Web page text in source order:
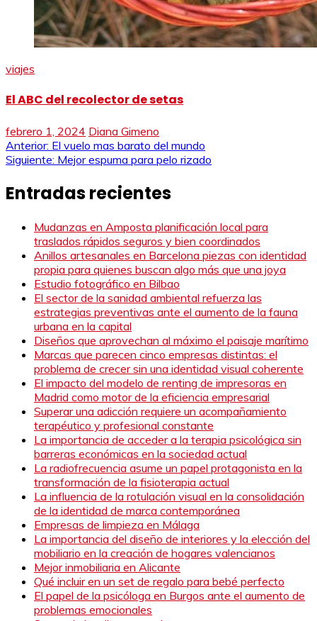
viajes
El ABC del recolector de setas
febrero 1, 2024 Diana Gimeno
Navegación
entradas
Anterior: El vuelo mas barato del mundo
Siguiente: Mejor espuma para pelo rizado
Entradas recientes
Mudanzas en Amposta planificación local para
traslados rápidos seguros y bien coordinados
Anillos artesanales en Barcelona piezas con identidad
propia para quienes buscan algo más que una joya
Estudio fotográfico en Bilbao
El sector de la sanidad ambiental refuerza las
estrategias preventivas ante el aumento de la fauna
urbana en la capital
Diseños que aprovechan al máximo el paisaje marítimo
Marcas que parecen cinco empresas distintas: el
problema de crecer sin una identidad visual coherente
El impacto del modelo de renting de impresoras en
Madrid como motor de la eficiencia empresarial
Superar una adicción requiere un acompañamiento
terapéutico y profesional constante
La importancia de acceder a la terapia psicológica sin
barreras económicas en la sociedad actual
La radiofrecuencia asume un papel protagonista en la
transformación de la fisioterapia actual
La influencia de la rotulación visual en la consolidación
de la identidad de marca contemporánea
Empresas de limpieza en Málaga
La importancia del diseño de interiores y la elección del
mobiliario en la creación de hogares valencianos
Mejor inmobiliaria en Alicante
Qué incluir en un set de regalo para bebé perfecto
El papel de la psicóloga en Burgos ante el aumento de
problemas emocionales